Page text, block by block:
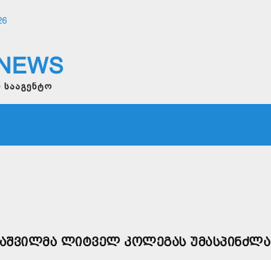
ᲚᲘᲢᲕᲔᲚ ᲙᲝᲚᲔᲒᲐᲡ ᲣᲛᲐᲡᲞᲘᲜᲫᲚᲐ